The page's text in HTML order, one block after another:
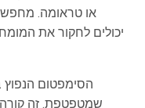
או טראומה.
יכולים לחקור את
הסימפטום הנפוץ
שמטפטפת. זה קורה